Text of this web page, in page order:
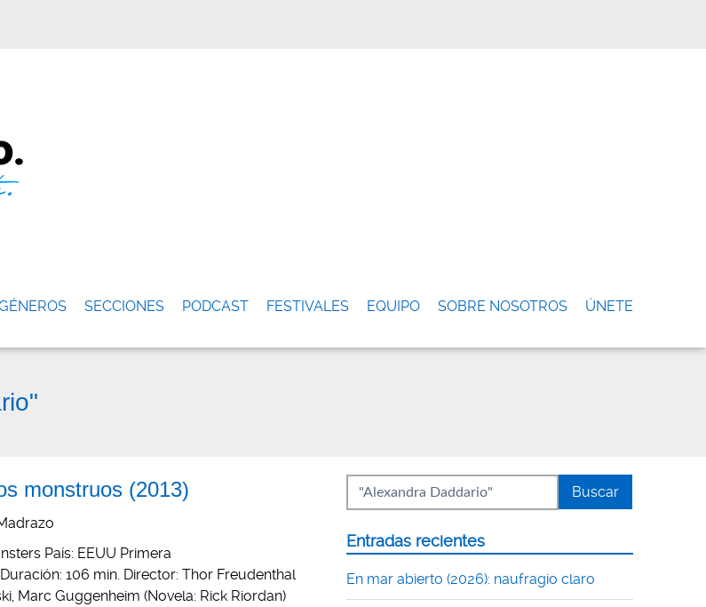
SECCIONES PODCAST FESTIVALES EQUIPO SOBRE NOSOTROS ÚNETE
monstruos (2013)
País: EEUU Primera
106 min. Director: Thor Freudenthal
Marc Guggenheim (Novela: Rick Riordan)
Entradas recientes
En mar abierto (2026): naufragio claro